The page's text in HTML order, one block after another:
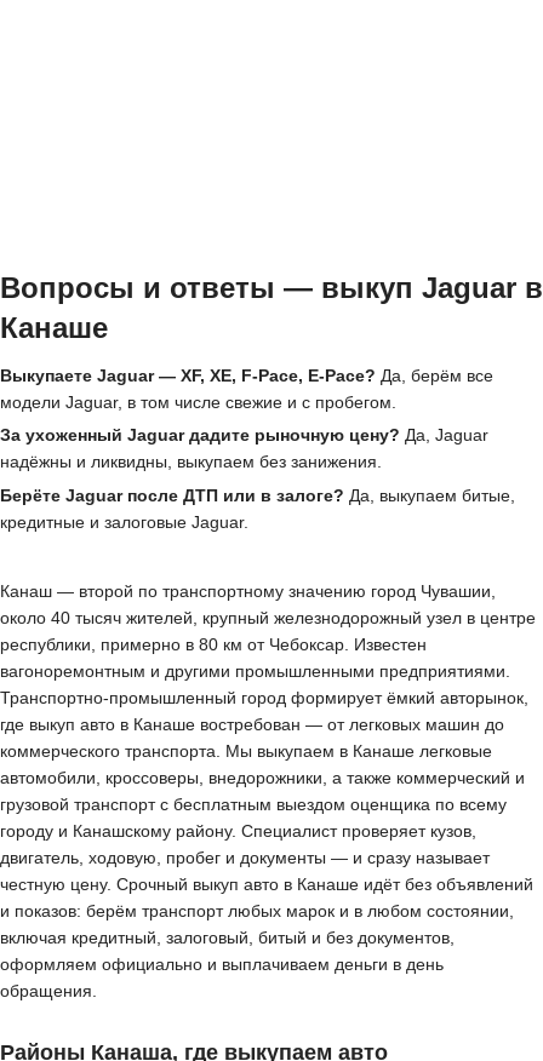
Вопросы и ответы — выкуп Jaguar в
Канаше
Выкупаете Jaguar — XF, XE, F-Pace, E-Pace? Да, берём все
модели Jaguar, в том числе свежие и с пробегом.
За ухоженный Jaguar дадите рыночную цену? Да, Jaguar
надёжны и ликвидны, выкупаем без занижения.
Берёте Jaguar после ДТП или в залоге? Да, выкупаем битые,
кредитные и залоговые Jaguar.
Канаш — второй по транспортному значению город Чувашии,
около 40 тысяч жителей, крупный железнодорожный узел в центре
республики, примерно в 80 км от Чебоксар. Известен
вагоноремонтным и другими промышленными предприятиями.
Транспортно-промышленный город формирует ёмкий авторынок,
где выкуп авто в Канаше востребован — от легковых машин до
коммерческого транспорта. Мы выкупаем в Канаше легковые
автомобили, кроссоверы, внедорожники, а также коммерческий и
грузовой транспорт с бесплатным выездом оценщика по всему
городу и Канашскому району. Специалист проверяет кузов,
двигатель, ходовую, пробег и документы — и сразу называет
честную цену. Срочный выкуп авто в Канаше идёт без объявлений
и показов: берём транспорт любых марок и в любом состоянии,
включая кредитный, залоговый, битый и без документов,
оформляем официально и выплачиваем деньги в день
обращения.
Районы Канаша, где выкупаем авто